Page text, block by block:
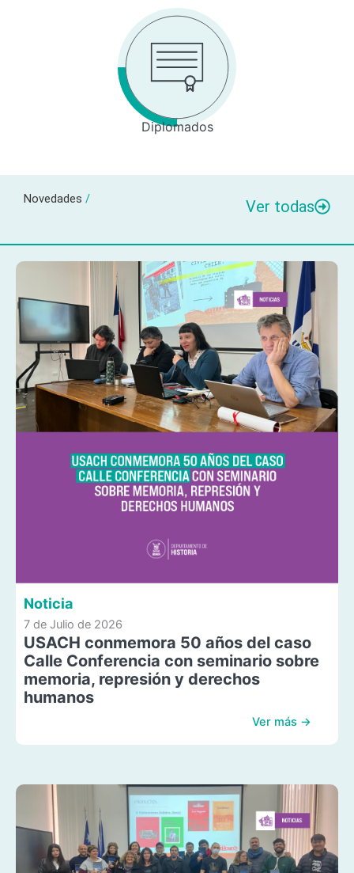
Diplomados
Novedades / Ver todas
Noticia
7 de Julio de 2026
USACH conmemora 50 años del caso
Calle Conferencia con seminario sobre
memoria, represión y derechos
humanos
Ver más →